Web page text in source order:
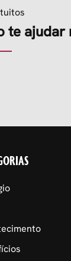
te ajudar